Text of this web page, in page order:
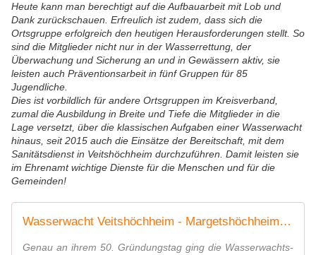
Heute kann man berechtigt auf die Aufbauarbeit mit Lob und
Dank zurückschauen. Erfreulich ist zudem, dass sich die
Ortsgruppe erfolgreich den heutigen Herausforderungen stellt. So
sind die Mitglieder nicht nur in der Wasserrettung, der
Überwachung und Sicherung an und in Gewässern aktiv, sie
leisten auch Präventionsarbeit in fünf Gruppen für 85
Jugendliche.
Dies ist vorbildlich für andere Ortsgruppen im Kreisverband,
zumal die Ausbildung in Breite und Tiefe die Mitglieder in die
Lage versetzt, über die klassischen Aufgaben einer Wasserwacht
hinaus, seit 2015 auch die Einsätze der Bereitschaft, mit dem
Sanitätsdienst in Veitshöchheim durchzuführen. Damit leisten sie
im Ehrenamt wichtige Dienste für die Menschen und für die
Gemeinden!
Wasserwacht Veitshöchheim - Margetshöchheim steht im 50. Jubiläumsjahr in voller Blüte - Auftakt mit geselliger Schiffahrt auf dem Main - Veitshöchheim News
Genau an ihrem 50. Gründungstag ging die Wasserwachts-